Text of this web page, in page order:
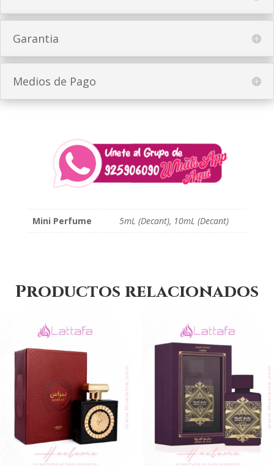
Garantia
Medios de Pago
Mini Perfume 5mL (Decant), 10mL (Decant)
Productos relacionados